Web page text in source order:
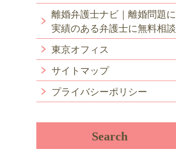
離婚弁護士ナビ｜離婚問題に
実績のある弁護士に無料相談
東京オフィス
サイトマップ
プライバシーポリシー
Search